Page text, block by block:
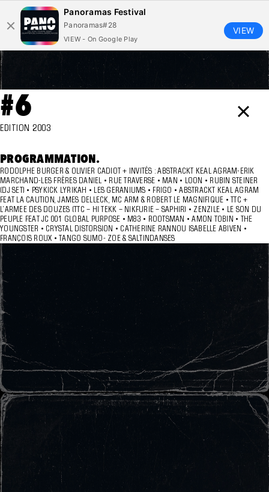
×
#6
EDITION 2003
PROGRAMMATION.
RODOLPHE BURGER & OLIVIER CADIOT + INVITÉS : ABSTRACKT KEAL AGRAM-ERIK
MARCHAND-LES FRÈRES DANIEL • RUE TRAVERSE • MAN • LOON • RUBIN STEINER
(DJ SET) • PSYKICK LYRIKAH • LES GERANIUMS • FRIGO • ABSTRACKT KEAL AGRAM
FEAT LA CAUTION, JAMES DELLECK, MC ARM & ROBERT LE MAGNIFIQUE • TTC +
L’ARMEE DES DOUZES (TTC – HI TEKK – NIKFURIE – SAPHIR) • ZENZILE • LE SON DU
PEUPLE FEAT JC 001 GLOBAL PURPOSE • M83 • ROOTSMAN • AMON TOBIN • THE
YOUNGSTER • CRYSTAL DISTORSION • CATHERINE RANNOU ISABELLE ABIVEN •
FRANÇOIS ROUX • TANGO SUMO- ZOE & SALTINDANSES
Panoramas Festival
Panoramas#28
VIEW - On Google Play
VIEW